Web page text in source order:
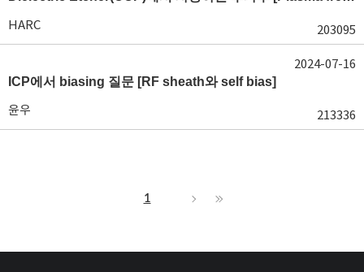
HARC 203095
ICP에서 biasing 질문 [RF sheath와 self bias]
윤우 213336
2024-07-16
1